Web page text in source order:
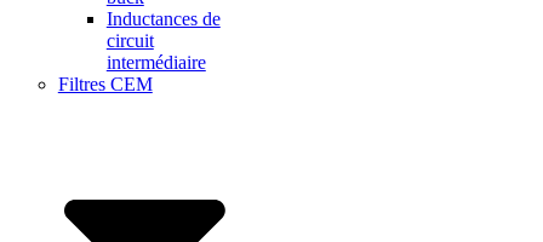
Inductances de
circuit
intermédiaire
Filtres CEM